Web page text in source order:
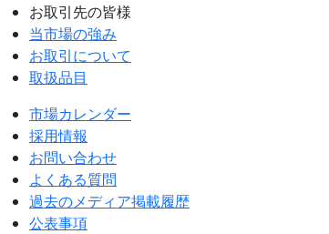
お取引先の皆様
当市場の強み
お取引について
取扱品目
市場カレンダー
採用情報
お問い合わせ
よくある質問
過去のメディア掲載履歴
公表事項